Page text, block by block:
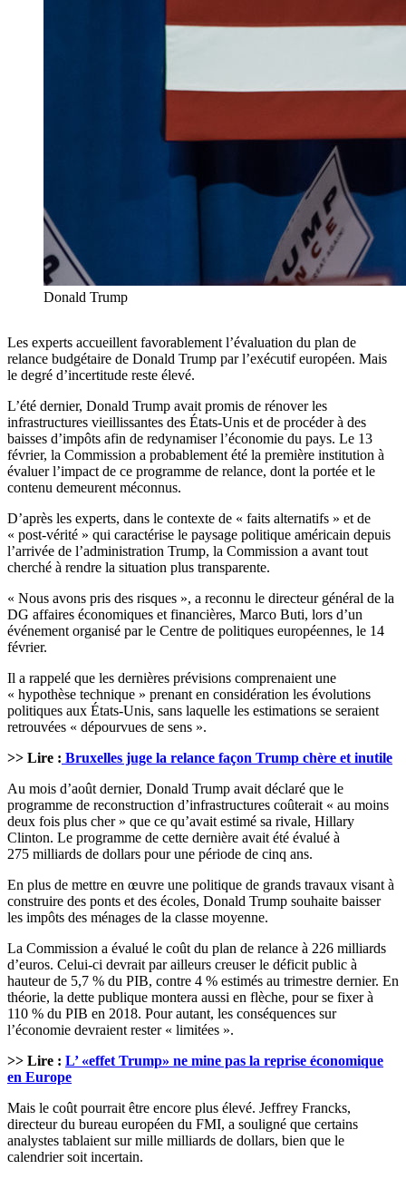
Donald Trump
Les experts accueillent favorablement l’évaluation du plan de
relance budgétaire de Donald Trump par l’exécutif européen. Mais
le degré d’incertitude reste élevé.
L’été dernier, Donald Trump avait promis de rénover les
infrastructures vieillissantes des États-Unis et de procéder à des
baisses d’impôts afin de redynamiser l’économie du pays. Le 13
février, la Commission a probablement été la première institution à
évaluer l’impact de ce programme de relance, dont la portée et le
contenu demeurent méconnus.
D’après les experts, dans le contexte de « faits alternatifs » et de
« post-vérité » qui caractérise le paysage politique américain depuis
l’arrivée de l’administration Trump, la Commission a avant tout
cherché à rendre la situation plus transparente.
« Nous avons pris des risques », a reconnu le directeur général de la
DG affaires économiques et financières, Marco Buti, lors d’un
événement organisé par le Centre de politiques européennes, le 14
février.
Il a rappelé que les dernières prévisions comprenaient une
« hypothèse technique » prenant en considération les évolutions
politiques aux États-Unis, sans laquelle les estimations se seraient
retrouvées « dépourvues de sens ».
>> Lire : Bruxelles juge la relance façon Trump chère et inutile
Au mois d’août dernier, Donald Trump avait déclaré que le
programme de reconstruction d’infrastructures coûterait « au moins
deux fois plus cher » que ce qu’avait estimé sa rivale, Hillary
Clinton. Le programme de cette dernière avait été évalué à
275 milliards de dollars pour une période de cinq ans.
En plus de mettre en œuvre une politique de grands travaux visant à
construire des ponts et des écoles, Donald Trump souhaite baisser
les impôts des ménages de la classe moyenne.
La Commission a évalué le coût du plan de relance à 226 milliards
d’euros. Celui-ci devrait par ailleurs creuser le déficit public à
hauteur de 5,7 % du PIB, contre 4 % estimés au trimestre dernier. En
théorie, la dette publique montera aussi en flèche, pour se fixer à
110 % du PIB en 2018. Pour autant, les conséquences sur
l’économie devraient rester « limitées ».
>> Lire : L’ «effet Trump» ne mine pas la reprise économique
en Europe
Mais le coût pourrait être encore plus élevé. Jeffrey Francks,
directeur du bureau européen du FMI, a souligné que certains
analystes tablaient sur mille milliards de dollars, bien que le
calendrier soit incertain.